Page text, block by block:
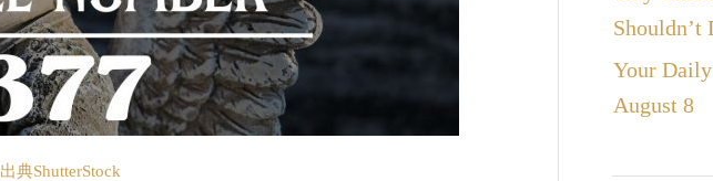
出典ShutterStock
Shouldn’t
Your
August 8